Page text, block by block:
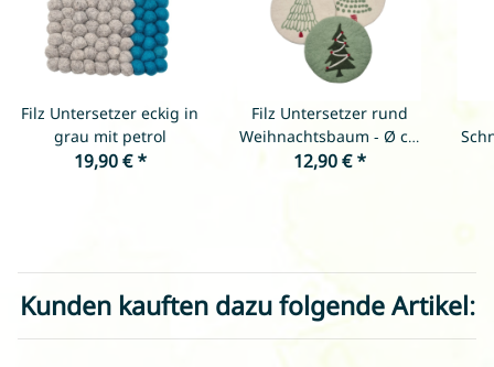
Filz Untersetzer eckig in
grau mit petrol
19,90 €*
Filz Untersetzer rund
Weihnachtsbaum - Ø ca.
21 cm - verschiedene
12,90 €*
Kunden kauften dazu folgende Artikel: